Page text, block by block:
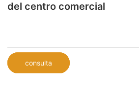
del centro comercial
consulta